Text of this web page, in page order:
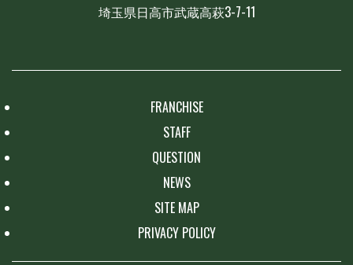
埼玉県日高市武蔵高萩3-7-11
FRANCHISE
STAFF
QUESTION
NEWS
SITE MAP
PRIVACY POLICY